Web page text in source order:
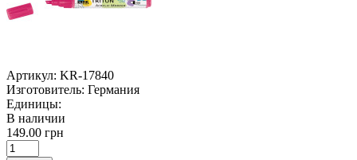
Артикул: KR-17840
Изготовитель: Германия
Единицы:
В наличии
149.00 грн